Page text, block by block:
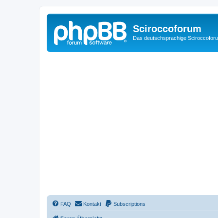
Sciroccoforum
Das deutschsprachige
FAQ Kontakt Subscriptions